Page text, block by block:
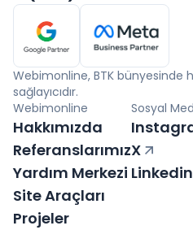
Webimonline, BTK bünyesinde
sağlayıcıdır.
Webimonline
Hakkımızda
Referanslarımız
Yardım Merkezi
Site Araçları
Projeler
Sosyal
X
Linkedin